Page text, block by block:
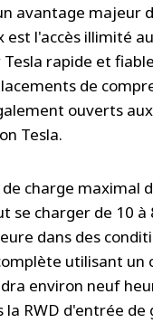
avantage majeur
est l'accès illimité
rapide et
de
ouverts
Tesla.
charge maximal
se charger de 10 à
dans des
utilisant un
environ neuf
la RWD d'entrée de